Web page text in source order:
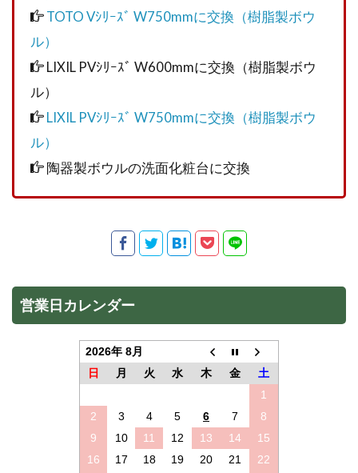
TOTO Vｼﾘｰｽﾞ W750mmに交換（樹脂製ボウ
ル）
LIXIL PVｼﾘｰｽﾞ W600mmに交換（樹脂製ボウ
ル）
LIXIL PVｼﾘｰｽﾞ W750mmに交換（樹脂製ボウ
ル）
陶器製ボウルの洗面化粧台に交換
営業日カレンダー
2026年 8月
日
月 火 水 木 金
土
1
2
3 4 5 6 7
8
9
10 11 12 13 14
15
16
17 18 19 20 21
22